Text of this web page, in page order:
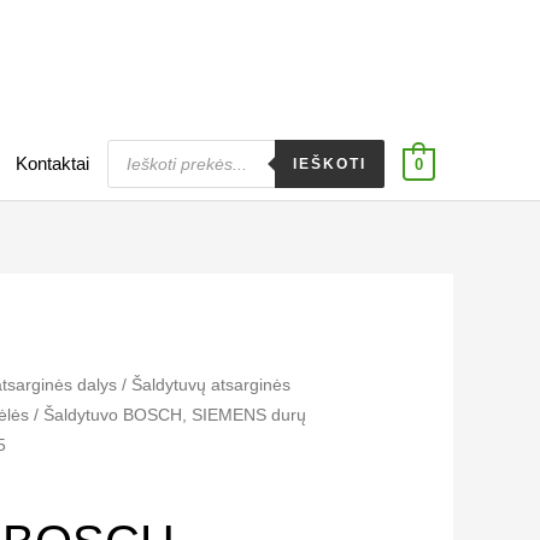
Kontaktai
Products
search
IEŠKOTI 0
dalys / Šaldytuvų atsarginės
/ Šaldytuvo BOSCH, SIEMENS durų